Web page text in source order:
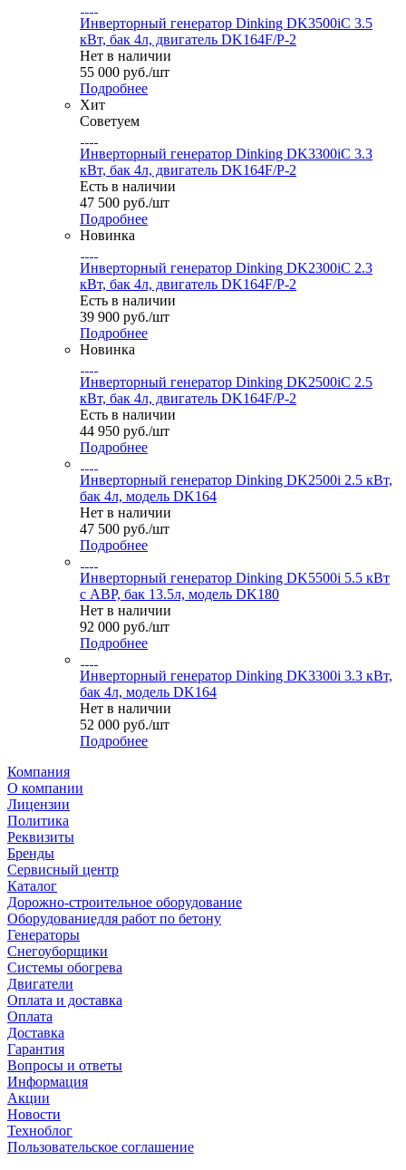
Инверторный генератор Dinking DK3500iC 3.5
кВт, бак 4л, двигатель DK164F/P-2
Нет в наличии
55 000 руб./шт
Подробнее
Хит
Советуем
Инверторный генератор Dinking DK3300iC 3.3
кВт, бак 4л, двигатель DK164F/P-2
Есть в наличии
47 500 руб./шт
Подробнее
Новинка
Инверторный генератор Dinking DK2300iC 2.3
кВт, бак 4л, двигатель DK164F/P-2
Есть в наличии
39 900 руб./шт
Подробнее
Новинка
Инверторный генератор Dinking DK2500iC 2.5
кВт, бак 4л, двигатель DK164F/P-2
Есть в наличии
44 950 руб./шт
Подробнее
Инверторный генератор Dinking DK2500i 2.5 кВт,
бак 4л, модель DK164
Нет в наличии
47 500 руб./шт
Подробнее
Инверторный генератор Dinking DK5500i 5.5 кВт
с АВР, бак 13.5л, модель DK180
Нет в наличии
92 000 руб./шт
Подробнее
Инверторный генератор Dinking DK3300i 3.3 кВт,
бак 4л, модель DK164
Нет в наличии
52 000 руб./шт
Подробнее
Компания
О компании
Лицензии
Политика
Реквизиты
Бренды
Сервисный центр
Каталог
Дорожно-строительное оборудование
Оборудованиедля работ по бетону
Генераторы
Снегоуборщики
Системы обогрева
Двигатели
Оплата и доставка
Оплата
Доставка
Гарантия
Вопросы и ответы
Информация
Акции
Новости
Техноблог
Пользовательское соглашение